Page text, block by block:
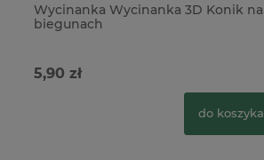
Wycinanka Wycinanka 3D Konik na
biegunach
5,90 zł
do koszyka